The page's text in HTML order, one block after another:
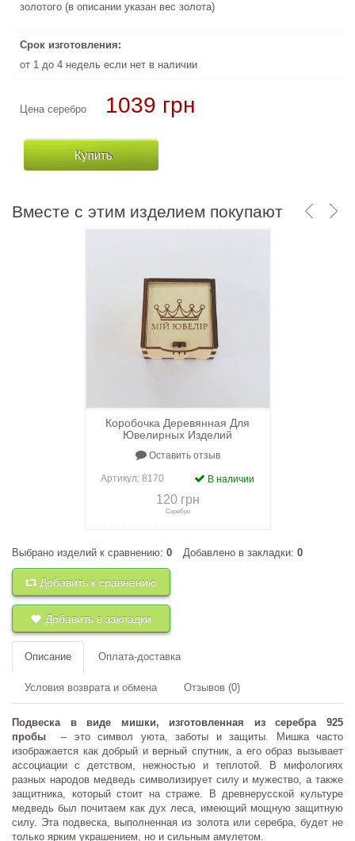
золотого (в описании указан вес золота)
Срок изготовления:
от 1 до 4 недель если нет в наличии
Цена серебро 1039 грн
Купить
золотого (в описании указан вес золота)
от 1 до 4 недель если нет в наличии
11970 грн
Купить
Вместе с этим изделием покупают
Коробочка Деревянная Для
Ювелирных Изделий
Оставить отзыв
Артикул: 8170 В наличии
120 грн
Серебро
+к сравнению
Выбрано изделий к сравнению: 0 Добавлено в закладки: 0
Добавить к сравнению
Добавить в закладки
Описание Оплата-доставка
Условия возврата и обмена Отзывов (0)
Подвеска в виде мишки, изготовленная из серебра 925
пробы – это символ уюта, заботы и защиты. Мишка часто
изображается как добрый и верный спутник, а его образ вызывает
ассоциации с детством, нежностью и теплотой. В мифологиях
разных народов медведь символизирует силу и мужество, а также
защитника, который стоит на страже. В древнерусской культуре
медведь был почитаем как дух леса, имеющий мощную защитную
силу. Эта подвеска, выполненная из золота или серебра, будет не
только ярким украшением, но и сильным амулетом.